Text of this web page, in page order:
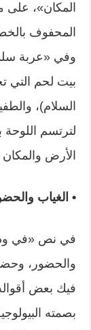
المكان»،
المحفوف
وفي «عربة
بيت لحم التي
السلام)،
لترتسم اللوحة
الأرض
• الغياب
في نص «في
والحضور،
فيك بعض
بصمته